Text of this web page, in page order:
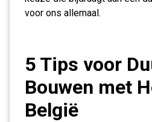
voor ons allemaal.
5 Tips voor
Bouwen met
België